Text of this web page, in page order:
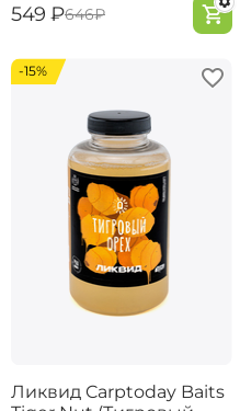
‍549‍ ₽‍646‍₽
-15%
Ликвид Carptoday Baits